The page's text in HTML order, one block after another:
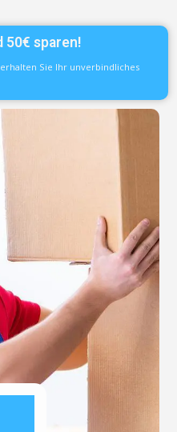
50€ sparen!
Sie Ihr unverbindliches